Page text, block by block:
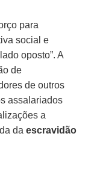
para
social e
oposto”. A
de
de outros
assalariados
a
daescravidão